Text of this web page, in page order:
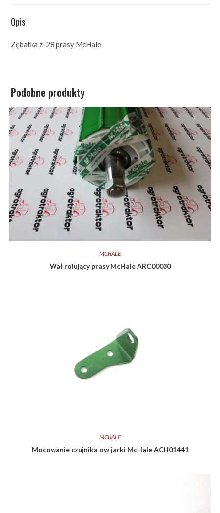
Opis
Zębatka z-28 prasy McHale
Podobne produkty
MCHALE
Wał rolujący prasy McHale ARC00030
MCHALE
Mocowanie czujnika owijarki McHale ACH01441